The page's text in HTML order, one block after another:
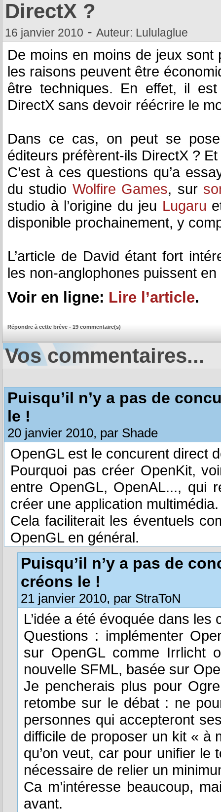
DirectX ?
16 janvier 2010 - Auteur: Lululaglue
De moins en moins de jeux
les raisons peuvent être
être techniques. En effet, il
DirectX sans devoir réécrire le
Dans ce cas, on peut se
éditeurs préfèrent-ils DirectX ?
C’est à ces questions qu’a
du studio Wolfire Games, sur
studio à l’origine du jeu Lugaru
disponible prochainement, y
L’article de David étant fort
les non-anglophones puissent en
Voir en ligne: Lire l’article.
Répondre à cette brève - 19 commentaire(s)
Vos commentaires...
Puisqu’il n’y a pas de
le !
20 janvier 2010, par Shade
OpenGL est le concurent direct
Pourquoi pas créer OpenKit,
entre OpenGL, OpenAL..., qui
créer une application multimédia.
Cela faciliterait les éventuels
OpenGL en général.
Puisqu’il n’y a pas de
créons le !
21 janvier 2010, par StraToN
L’idée a été évoquée dans
Questions : implémenter
sur OpenGL comme Irrlicht
nouvelle SFML, basée sur
Je pencherais plus pour
retombe sur le débat : ne
personnes qui accepteront
difficile de proposer un kit « à
qu’on veut, car pour unifier le
nécessaire de relier un
Ca m’intéresse beaucoup,
avant.